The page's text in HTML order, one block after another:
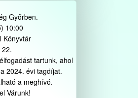
Győrben.
10:00
Könyvtár
tartunk, ahol
2024. évi tagdíjat.
a meghívó.
Várunk!